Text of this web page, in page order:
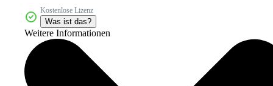
Kostenlose Lizenz
Was ist das?
Weitere Informationen